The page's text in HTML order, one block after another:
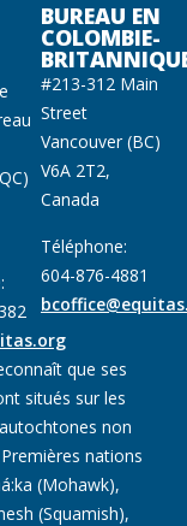
BUREAU EN
COLOMBIE-
#213-312 Main
Street
Vancouver (BC)
V6A 2T2,
Canada
Téléphone:
604-876-4881
que ses
situés sur les
non
nations
(Mohawk),
(Squamish),